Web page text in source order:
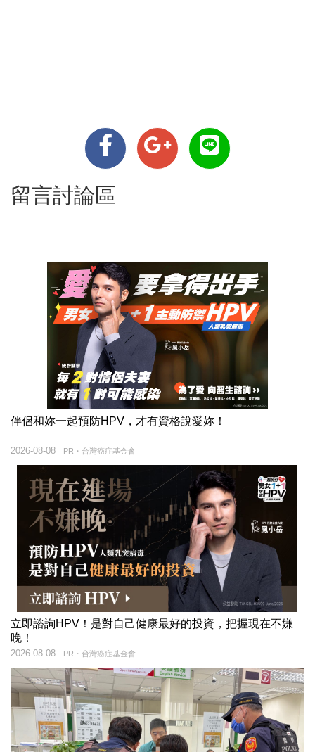
留言討論區
伴侶和妳一起預防HPV，才有資格說愛妳！
PR・台灣癌症基金會
2026-08-08
立即諮詢HPV！是對自己健康最好的投資，把握現在不嫌
晚！
PR・台灣癌症基金會
2026-08-08